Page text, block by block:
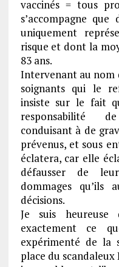
vaccinés = tous
s’accompagne
uniquement
risque et dont la
83 ans.
Intervenant au nom
soignants qui le
insiste sur le fait
responsabilité
conduisant à de
prévenus, et sous
éclatera, car elle
défausser de
dommages qu’ils
décisions.
Je suis heureuse
exactement ce
expérimenté de la
place du scandaleux